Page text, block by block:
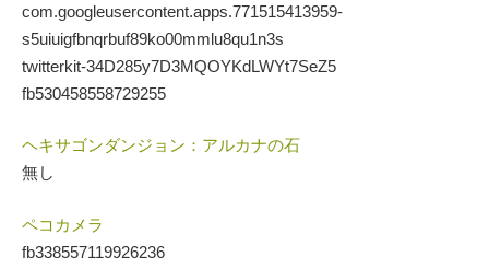
com.googleusercontent.apps.771515413959-
s5uiuigfbnqrbuf89ko00mmlu8qu1n3s
twitterkit-34D285y7D3MQOYKdLWYt7SeZ5
fb530458558729255
ヘキサゴンダンジョン：アルカナの石
無し
ペコカメラ
fb338557119926236